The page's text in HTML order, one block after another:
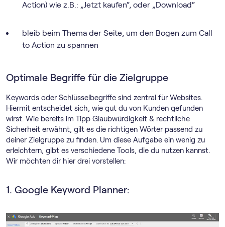
Action) wie z.B.: „Jetzt kaufen“, oder „Download“
bleib beim Thema der Seite, um den Bogen zum Call
to Action zu spannen
Optimale Begriffe für die Zielgruppe
Keywords oder Schlüsselbegriffe sind zentral für Websites.
Hiermit entscheidet sich, wie gut du von Kunden gefunden
wirst. Wie bereits im Tipp Glaubwürdigkeit & rechtliche
Sicherheit erwähnt, gilt es die richtigen Wörter passend zu
deiner Zielgruppe zu finden. Um diese Aufgabe ein wenig zu
erleichtern, gibt es verschiedene Tools, die du nutzen kannst.
Wir möchten dir hier drei vorstellen:
1. Google Keyword Planner: